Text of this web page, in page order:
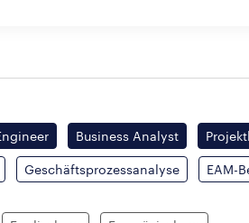
Business Analyst
Geschäftsprozessanalyse EAM-